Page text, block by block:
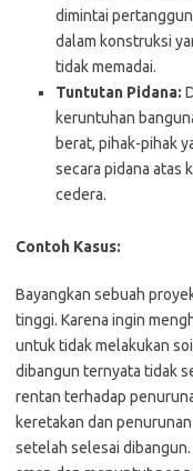
dimintai
dalam konstruksi
tidak memadai.
Tuntutan Pidana:
keruntuhan
berat, pihak-pihak
secara pidana atas
cedera.
Contoh Kasus:
Bayangkan sebuah
tinggi. Karena ingin
untuk tidak melakukan
dibangun ternyata tidak
rentan terhadap
keretakan dan
setelah selesai